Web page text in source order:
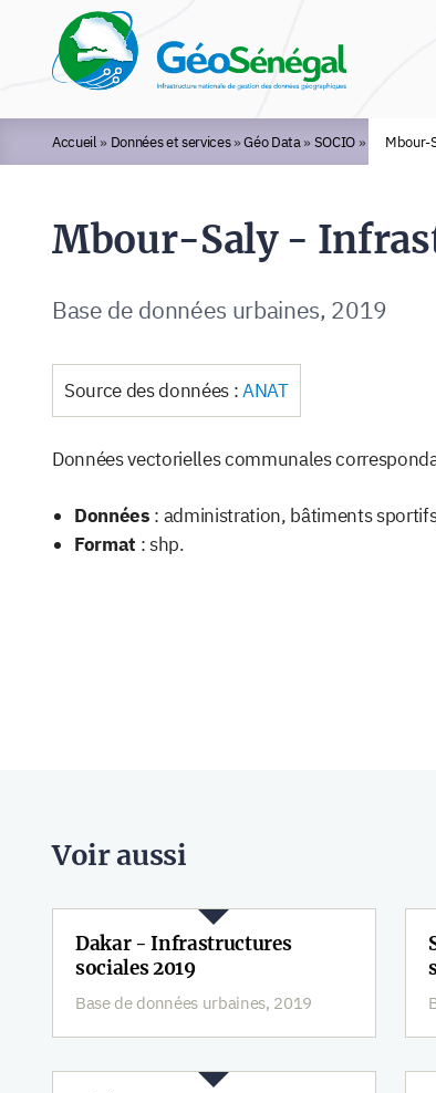
Rechercher :
Accueil» Données et services»Géo Data»SOCIO» Mbour-
Mbour-Saly -
Base de données urbaines, 2019
Source des données :ANAT
Données vectorielles communales
Données : administration, bâtiments
Format : shp.
Voir aussi
Dakar - Infrastructures
sociales 2019
Base de données urbaines, 2019